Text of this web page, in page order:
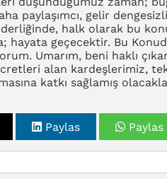
paylaşımcı, gelir
halk olarak bu
hayata geçecektir. Bu
Umarım, beni haklı
alan kardeşlerimiz,
katkı sağlamış
Paylas Paylas